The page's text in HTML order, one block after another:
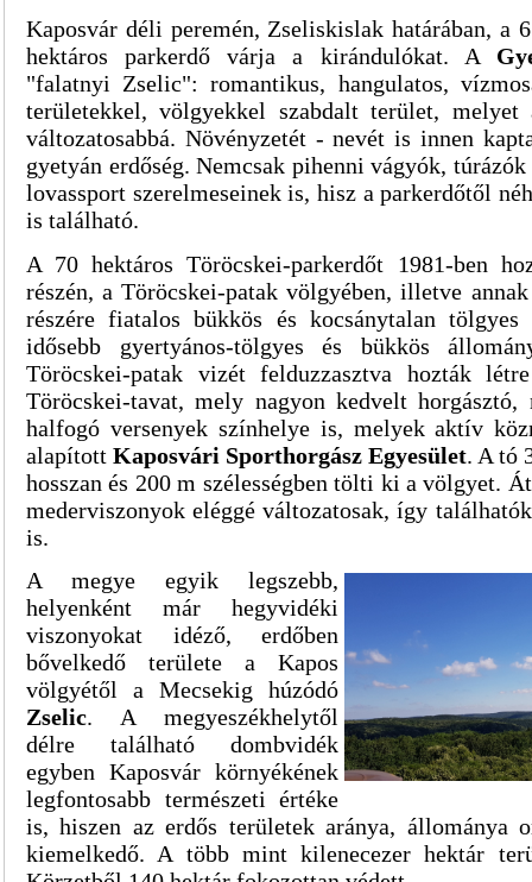
Kaposvár déli peremén, Zseliskislak határában, a
hektáros parkerdő várja a kirándulókat. A
"falatnyi Zselic": romantikus, hangulatos,
területekkel, völgyekkel szabdalt terület, melyet
változatosabbá. Növényzetét - nevét is innen
gyetyán erdőség. Nemcsak pihenni vágyók,
lovassport szerelmeseinek is, hisz a parkerdőtől
is található.
A 70 hektáros Töröcskei-parkerdőt 1981-ben
részén, a Töröcskei-patak völgyében, illetve
részére fiatalos bükkös és kocsánytalan
idősebb gyertyános-tölgyes és bükkös
Töröcskei-patak vizét felduzzasztva hozták
Töröcskei-tavat, mely nagyon kedvelt horgásztó,
halfogó versenyek színhelye is, melyek aktív
alapított Kaposvári Sporthorgász Egyesület. A tó
hosszan és 200 m szélességben tölti ki a völgyet.
mederviszonyok eléggé változatosak, így
is.
A megye egyik legszebb,
helyenként már hegyvidéki
viszonyokat idéző, erdőben
bővelkedő területe a Kapos
völgyétől a Mecsekig húzódó
Zselic. A megyeszékhelytől
délre található dombvidék
egyben Kaposvár környékének
legfontosabb természeti értéke
is, hiszen az erdős területek aránya, állománya
kiemelkedő. A több mint kilenecezer hektár